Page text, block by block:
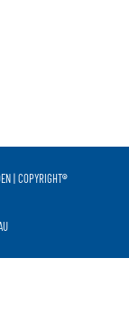
|COPYRIGHT®